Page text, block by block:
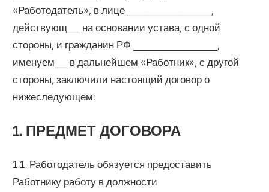
«Работодатель», в лице ____________________,
действующ___ на основании устава, с одной
стороны, и гражданин РФ ____________________,
именуем___ в дальнейшем «Работник», с другой
стороны, заключили настоящий договор о
нижеследующем:
1. ПРЕДМЕТ ДОГОВОРА
1.1. Работодатель обязуется предоставить
Работнику работу в должности